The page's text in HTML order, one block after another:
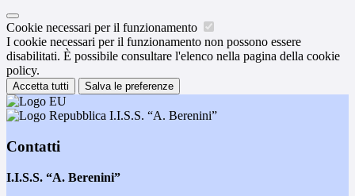
Cookie necessari per il funzionamento
I cookie necessari per il funzionamento non possono essere
disabilitati. È possibile consultare l'elenco nella pagina della cookie
policy.
Accetta tutti Salva le preferenze
I.I.S.S. “A. Berenini”
Contatti
I.I.S.S. “A. Berenini”